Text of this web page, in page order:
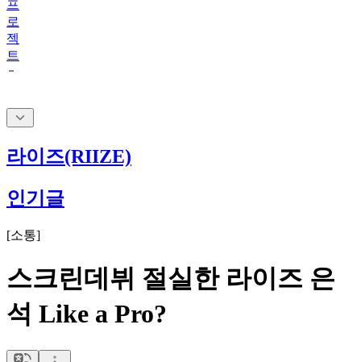
젝
트
라이즈(RIIZE)
인기글
[소통]
스크린데뷔 절실한 라이즈 은
석 Like a Pro?